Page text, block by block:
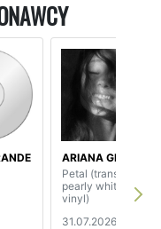
ARIANA GRANDE
Petal (translucent
pearly white
vinyl)
31.07.2026